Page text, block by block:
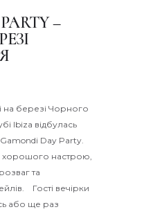
–
на березі Чорного
Ibiza відбулась
Day Party.
хорошого настрою,
та
Гості вечірки
або ще раз